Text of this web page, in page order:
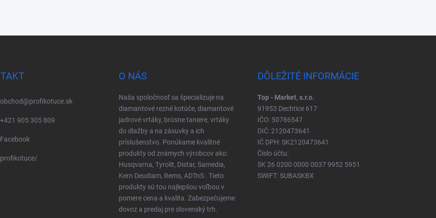
obchod@profikotuce.sk
+421 905 305 809
Facebook
profikotuce/
O NÁS
Naša spoločnosť sa špecializuje na
diamantové rezné kotúče, diamantové
jadrové vrtáky, brúsne taniere, vrtáky
do dlažby a na zásuvky a ich
príslušenstvo. Ponúkame kvalitné
produkty od známych výrobcov ako:
Husqvarna, Tyrolit, Distar, Samedia,
Kern Deudiam, Rems, ADTnS . Tieto
produkty sú tou najlepšou voľbou v
pomere cena a kvalita. Zabezpečujeme
dovoz a predaj pre slovenský trh.
DÔLEŽITÉ INFORMÁCIE
Top - Market, s.r.o.
91953 Dechtice 617
IČO: 50786547
DIČ: 2120473641
IČ DPH: SK2120473641
Číslo účtu:
SK 26 0200 0000 0037 9952 5951
SWIFT: SUBASKBX